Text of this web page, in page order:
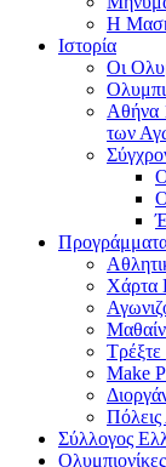
Η
Ιστορία
Οι
Αθήνα
των
Χάρτα
Τρέξτε
Make
Σύλλογος
Ολυμπιονίκες